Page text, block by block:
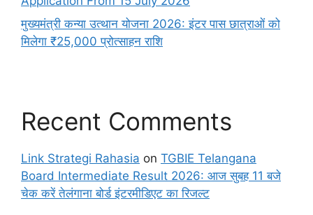
मुख्यमंत्री कन्या उत्थान योजना 2026: इंटर पास छात्राओं को
मिलेगा ₹25,000 प्रोत्साहन राशि
Recent Comments
Link Strategi Rahasia on TGBIE Telangana
Board Intermediate Result 2026: आज सुबह 11 बजे
चेक करें तेलंगाना बोर्ड इंटरमीडिएट का रिजल्ट